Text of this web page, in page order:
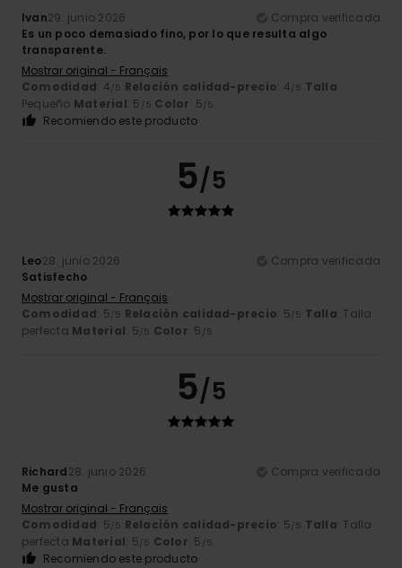
Ivan29. junio 2026
Compra verificada
Es un poco demasiado fino, por lo que resulta algo
transparente.
Mostrar original - Français
Comodidad: 4/5 Relación calidad-precio: 4/5 Talla:
Pequeño Material: 5 /5 Color: 5/5
Recomiendo este producto
5/5
Leo28. junio 2026
Compra verificada
Satisfecho
Mostrar original - Français
Comodidad: 5/5 Relación calidad-precio: 5/5 Talla: Talla
perfecta Material: 5/5 Color: 5 /5
5/5
Richard28. junio 2026
Compra verificada
Me gusta
Mostrar original - Français
Comodidad: 5/5 Relación calidad-precio: 5/5 Talla: Talla
perfecta Material: 5/5 Color: 5 /5
Recomiendo este producto